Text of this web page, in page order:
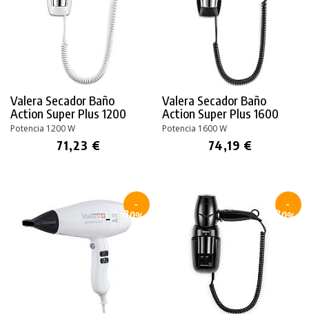
Valera Secador Baño
Action Super Plus 1200
Potencia 1200 W
71,23 €
Valera Secador Baño
Action Super Plus 1600
Potencia 1600 W
74,19 €
-
30%
-
30%